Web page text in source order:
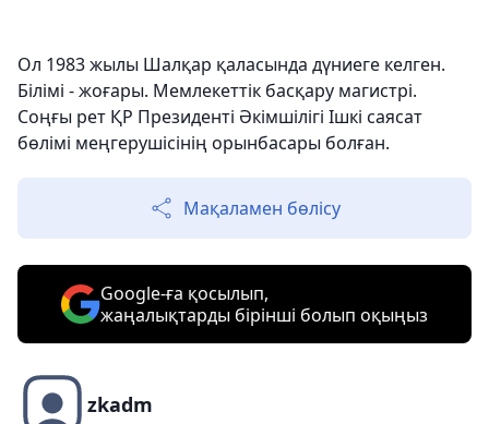
Ол 1983 жылы Шалқар қаласында дүниеге келген.
Білімі - жоғары. Мемлекеттік басқару магистрі.
Соңғы рет ҚР Президенті Әкімшілігі Ішкі саясат
бөлімі меңгерушісінің орынбасары болған.
Мақаламен бөлісу
Google-ға қосылып,
жаңалықтарды бірінші болып оқыңыз
zkadm